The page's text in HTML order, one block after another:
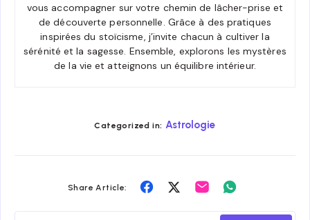
vous accompagner sur votre chemin de lâcher-prise et
de découverte personnelle. Grâce à des pratiques
inspirées du stoïcisme, j’invite chacun à cultiver la
sérénité et la sagesse. Ensemble, explorons les mystères
de la vie et atteignons un équilibre intérieur.
Categorized in: Astrologie
Share Article:
Share ShareShare